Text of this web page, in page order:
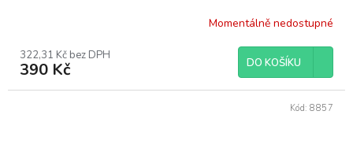
Momentálně nedostupné
322,31 Kč bez DPH
390 Kč DO KOŠÍKU
Kód: 8857